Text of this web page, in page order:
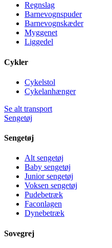
Regnslag
Barnevognspuder
Barnevognskæder
Myggenet
Liggedel
Cykler
Cykelstol
Cykelanhænger
Se alt transport
Sengetøj
Sengetøj
Alt sengetøj
Baby sengetøj
Junior sengetøj
Voksen sengetøj
Pudebetræk
Faconlagen
Dynebetræk
Sovegrej